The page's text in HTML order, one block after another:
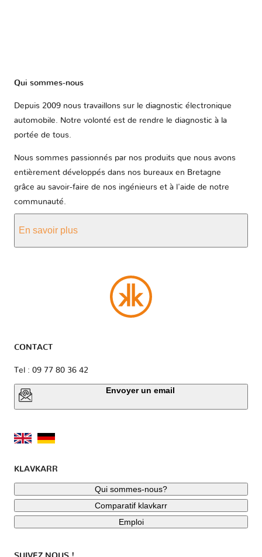
Qui sommes-nous
Depuis 2009 nous travaillons sur le diagnostic électronique
automobile. Notre volonté est de rendre le diagnostic à la
portée de tous.
Nous sommes passionnés par nos produits que nous avons
entièrement développés dans nos bureaux en Bretagne
grâce au savoir-faire de nos ingénieurs et à l'aide de notre
communauté.
En savoir plus
CONTACT
Tel : 09 77 80 36 42
Envoyer un email
KLAVKARR
Qui sommes-nous?
Comparatif klavkarr
Emploi